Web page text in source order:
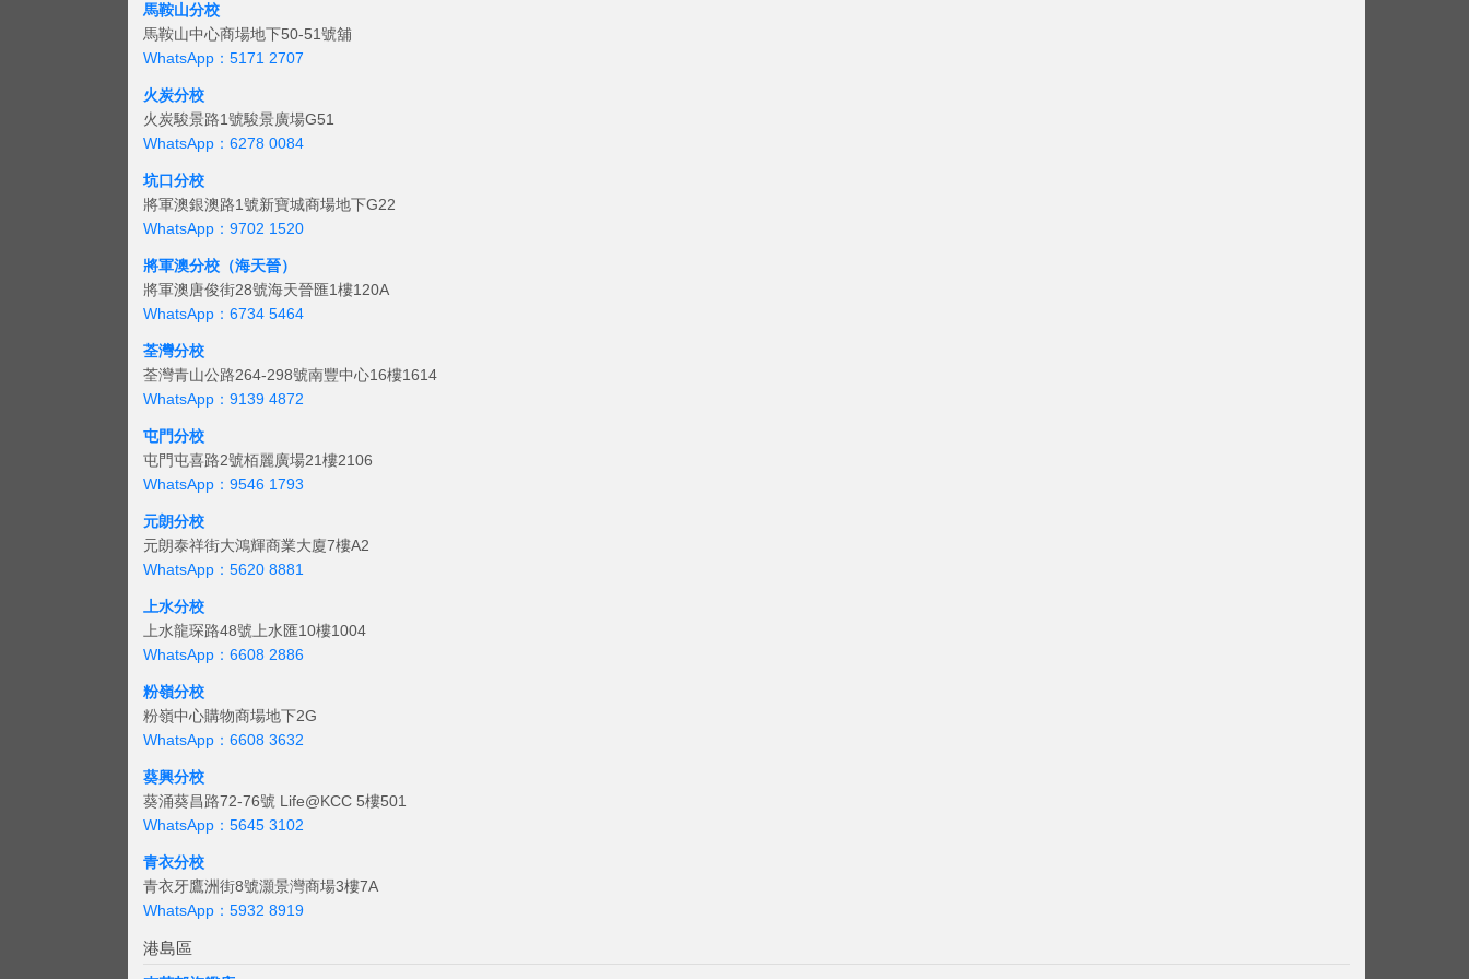
馬鞍山分校
馬鞍山中心商場地下50-51號舖
WhatsApp：5171 2707
火炭分校
火炭駿景路1號駿景廣場G51
WhatsApp：6278 0084
坑口分校
將軍澳銀澳路1號新寶城商場地下G22
WhatsApp：9702 1520
將軍澳分校（海天晉）
將軍澳唐俊街28號海天晉匯1樓120A
WhatsApp：6734 5464
荃灣分校
荃灣青山公路264-298號南豐中心16樓1614
WhatsApp：9139 4872
屯門分校
屯門屯喜路2號栢麗廣場21樓2106
WhatsApp：9546 1793
元朗分校
元朗泰祥街大鴻輝商業大廈7樓A2
WhatsApp：5620 8881
上水分校
上水龍琛路48號上水匯10樓1004
WhatsApp：6608 2886
粉嶺分校
粉嶺中心購物商場地下2G
WhatsApp：6608 3632
葵興分校
葵涌葵昌路72-76號 Life@KCC 5樓501
WhatsApp：5645 3102
青衣分校
青衣牙鷹洲街8號灝景灣商場3樓7A
WhatsApp：5932 8919
港島區